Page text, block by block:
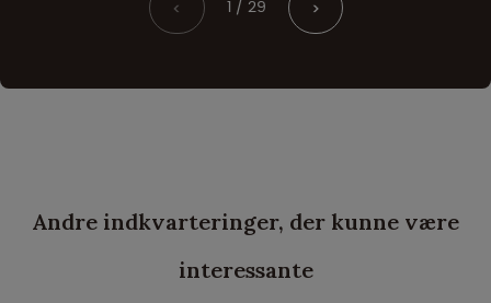
< 1 / 29 >
Andre indkvarteringer, der kunne være
interessante